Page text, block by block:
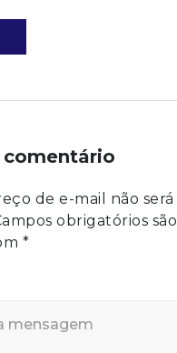
comentário
de e-mail não será
obrigatórios são
*